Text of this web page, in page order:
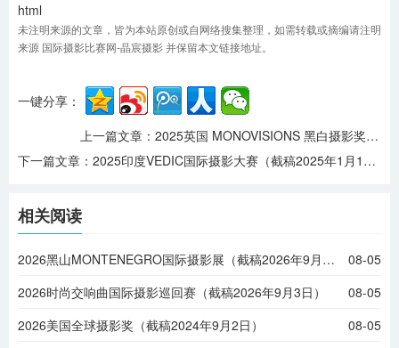
html
未注明来源的文章，皆为本站原创或自网络搜集整理，如需转载或摘编请注明
来源 国际摄影比赛网-晶宸摄影 并保留本文链接地址。
一键分享：
上一篇文章： 2025英国 MONOVISIONS 黑白摄影奖（截稿2025年5月9日）
下一篇文章： 2025印度VEDIC国际摄影大赛（截稿2025年1月18日）
相关阅读
2026黑山MONTENEGRO国际摄影展（截稿2026年9月6日）
08-05
2026时尚交响曲国际摄影巡回赛（截稿2026年9月3日）
08-05
2026美国全球摄影奖（截稿2024年9月2日）
08-05